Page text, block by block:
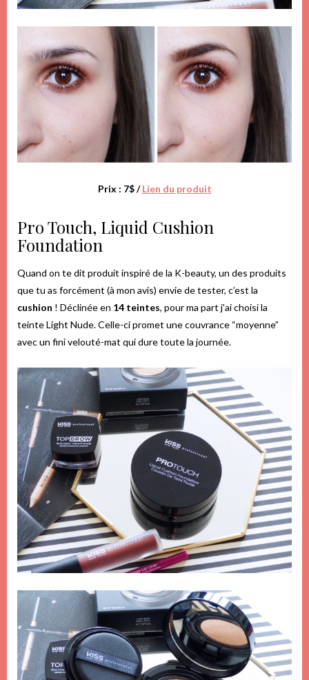
Prix : 7$ /Lien du produit
Pro Touch, Liquid Cushion
Foundation
Quand on te dit produit inspiré de la K-beauty, un des produits
que tu as forcément (à mon avis) envie de tester, c’est la
cushion ! Déclinée en 14 teintes, pour ma part j’ai choisi la
teinte Light Nude. Celle-ci promet une couvrance “moyenne”
avec un fini velouté-mat qui dure toute la journée.